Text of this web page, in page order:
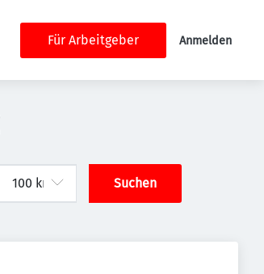
Für Arbeitgeber Anmelden
Suchen